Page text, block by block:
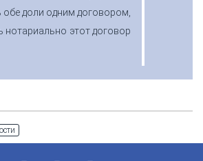
обе доли одним договором,
нотариально этот договор